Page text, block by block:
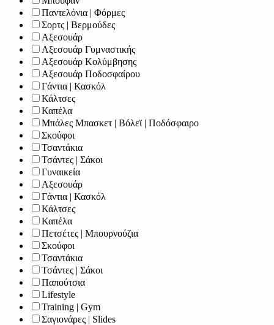
Παντελόνια | Φόρμες
Σορτς | Βερμούδες
Αξεσουάρ
Αξεσουάρ Γυμναστικής
Αξεσουάρ Κολύμβησης
Αξεσουάρ Ποδοσφαίρου
Γάντια | Κασκόλ
Κάλτσες
Καπέλα
Μπάλες Μπασκετ | Βόλεϊ | Ποδόσφαιρο
Σκούφοι
Τσαντάκια
Τσάντες | Σάκοι
Γυναικεία
Αξεσουάρ
Γάντια | Κασκόλ
Κάλτσες
Καπέλα
Πετσέτες | Μπουρνούζια
Σκούφοι
Τσαντάκια
Τσάντες | Σάκοι
Παπούτσια
Lifestyle
Training | Gym
Σαγιονάρες | Slides